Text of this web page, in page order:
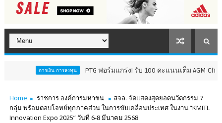
การเงิน การลงทุน PTG ฟอร์มแกร่ง! รับ 100 คะแนนเต็ม AGM Checklist
Home ราชการ องค์การมหาชน
สจล. จัดแสดงสุดยอดนวัตกรรม 7
กลุ่ม พร้อมตอบโจทย์ทุกภาคส่วน ในการขับเคลื่อนประเทศ ในงาน “KMITL
Innovation Expo 2025” วันที่ 6-8 มีนาคม 2568